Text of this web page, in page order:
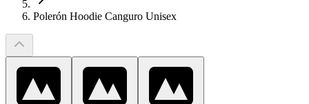
Polerón Hoodie Canguro Unisex